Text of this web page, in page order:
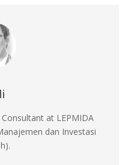
at LEPMIDA
dan Investasi